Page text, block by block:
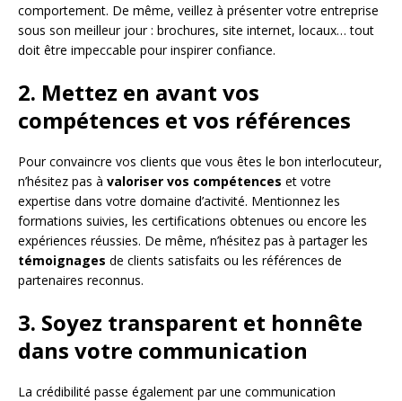
comportement. De même, veillez à présenter votre entreprise
sous son meilleur jour : brochures, site internet, locaux… tout
doit être impeccable pour inspirer confiance.
2. Mettez en avant vos
compétences et vos références
Pour convaincre vos clients que vous êtes le bon interlocuteur,
n’hésitez pas à valoriser vos compétences et votre
expertise dans votre domaine d’activité. Mentionnez les
formations suivies, les certifications obtenues ou encore les
expériences réussies. De même, n’hésitez pas à partager les
témoignages de clients satisfaits ou les références de
partenaires reconnus.
3. Soyez transparent et honnête
dans votre communication
La crédibilité passe également par une communication